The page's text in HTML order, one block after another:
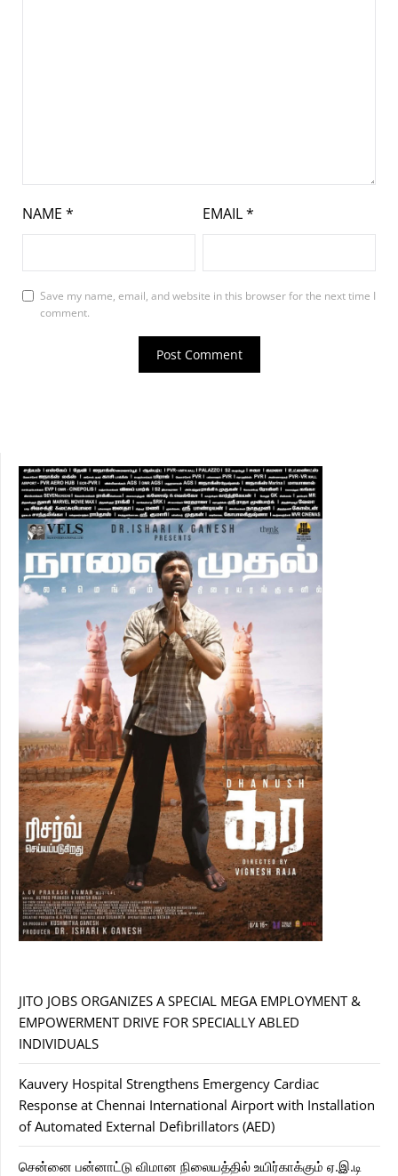
NAME * EMAIL*
Save my name, email, and website in this browser for the next time I
comment.
JITO JOBS ORGANIZES A SPECIAL MEGA EMPLOYMENT &
EMPOWERMENT DRIVE FOR SPECIALLY ABLED
INDIVIDUALS
Kauvery Hospital Strengthens Emergency Cardiac
Response at Chennai International Airport with Installation
of Automated External Defibrillators (AED)
சென்னை பன்னாட்டு விமான நிலையத்தில் உயிர்காக்கும் ஏ.இ.டி